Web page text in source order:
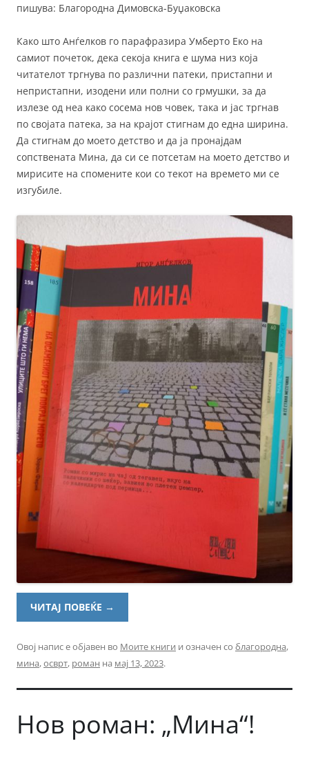
пишува: Благородна Димовска-Буџаковска
Како што Анѓелков го парафразира Умберто Еко на
самиот почеток, дека секоја книга е шума низ која
читателот тргнува по различни патеки, пристапни и
непристапни, изодени или полни со грмушки, за да
излезе од неа како сосема нов човек, така и јас тргнав
по својата патека, за на крајот стигнам до една ширина.
Да стигнам до моето детство и да ја пронајдам
сопствената Мина, да си се потсетам на моето детство и
мирисите на спомените кои со текот на времето ми се
изгубиле.
ЧИТАЈ ПОВЕЌЕ →
Овој напис е објавен во Моите книги и означен со благородна,
мина,осврт, роман на мај 13, 2023.
Нов роман: „Мина“!